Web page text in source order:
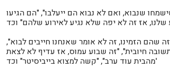
שנבוא, ואם לא נבוא הם ייעלבו", "הם הגיעו
שהם הזמינו, זה לא אומר שאנחנו חייבים לבוא",
חיובית", "זה שבוע עמוס, אז עדיף לא לצאת
מהבית עוד ערב", "קשה למצוא בייביסיטר" וכד'